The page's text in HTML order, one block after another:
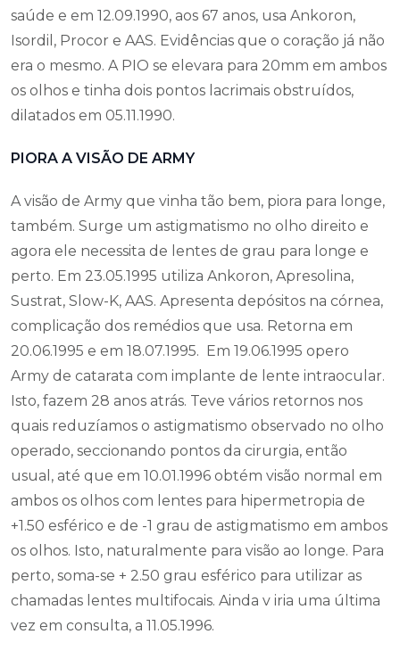
saúde e em 12.09.1990, aos 67 anos, usa Ankoron,
Isordil, Procor e AAS. Evidências que o coração já não
era o mesmo. A PIO se elevara para 20mm em ambos
os olhos e tinha dois pontos lacrimais obstruídos,
dilatados em 05.11.1990.
PIORA A VISÃO DE ARMY
A visão de Army que vinha tão bem, piora para longe,
também. Surge um astigmatismo no olho direito e
agora ele necessita de lentes de grau para longe e
perto. Em 23.05.1995 utiliza Ankoron, Apresolina,
Sustrat, Slow-K, AAS. Apresenta depósitos na córnea,
complicação dos remédios que usa. Retorna em
20.06.1995 e em 18.07.1995. Em 19.06.1995 opero
Army de catarata com implante de lente intraocular.
Isto, fazem 28 anos atrás. Teve vários retornos nos
quais reduzíamos o astigmatismo observado no olho
operado, seccionando pontos da cirurgia, então
usual, até que em 10.01.1996 obtém visão normal em
ambos os olhos com lentes para hipermetropia de
+1.50 esférico e de -1 grau de astigmatismo em ambos
os olhos. Isto, naturalmente para visão ao longe. Para
perto, soma-se + 2.50 grau esférico para utilizar as
chamadas lentes multifocais. Ainda v iria uma última
vez em consulta, a 11.05.1996.